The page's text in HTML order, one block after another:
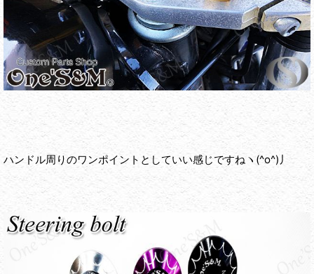
ハンドル周りのワンポイントとしていい感じですねヽ(^o^)丿